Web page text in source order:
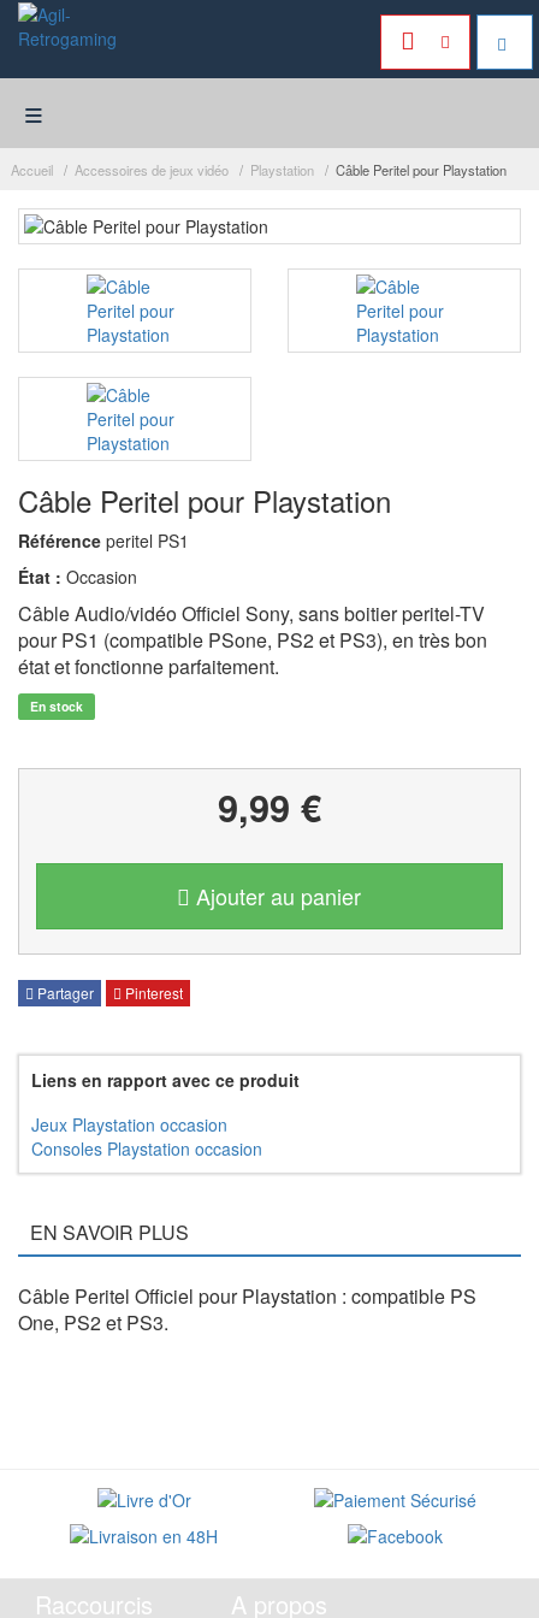
≡
Accueil Accessoires de jeux vidéo Playstation Câble Peritel pour Playstation
Câble Peritel pour Playstation
Référence peritel PS1
État : Occasion
Câble Audio/vidéo Officiel Sony, sans boitier peritel-TV
pour PS1 (compatible PSone, PS2 et PS3), en très bon
état et fonctionne parfaitement.
En stock
9,99 €
Ajouter au panier
Partager Pinterest
Liens en rapport avec ce produit
Jeux Playstation occasion
Consoles Playstation occasion
EN SAVOIR PLUS
Câble Peritel Officiel pour Playstation : compatible PS
One, PS2 et PS3.
Raccourcis A propos